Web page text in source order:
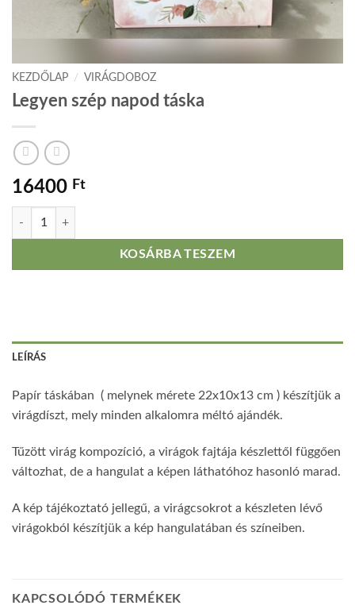
KEZDŐLAP / VIRÁGDOBOZ
Legyen szép napod táska
16400 Ft
Legyen szép napod táska mennyiség
KOSÁRBA TESZEM
LEÍRÁS
Papír táskában ( melynek mérete 22x10x13 cm ) készítjük a
virágdíszt, mely minden alkalomra méltó ajándék.
Tűzött virág kompozíció, a virágok fajtája készlettől függően
változhat, de a hangulat a képen láthatóhoz hasonló marad.
A kép tájékoztató jellegű, a virágcsokrot a készleten lévő
virágokból készítjük a kép hangulatában és színeiben.
KAPCSOLÓDÓ TERMÉKEK